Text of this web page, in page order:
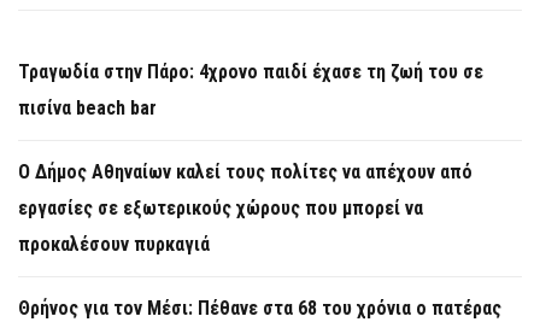
Τραγωδία στην Πάρο: 4χρονο παιδί έχασε τη ζωή του σε
πισίνα beach bar
Ο Δήμος Αθηναίων καλεί τους πολίτες να απέχουν από
εργασίες σε εξωτερικούς χώρους που μπορεί να
προκαλέσουν πυρκαγιά
Θρήνος για τον Μέσι: Πέθανε στα 68 του χρόνια ο πατέρας